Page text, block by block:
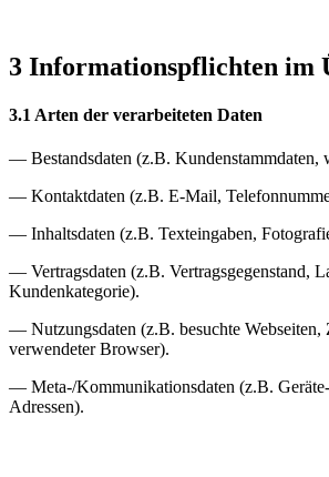
3 Informationspflichten im
3.1 Arten der verarbeiteten Daten
— Bestandsdaten (z.B. Kundenstammdaten,
— Kontaktdaten (z.B. E-Mail,
— Inhaltsdaten (z.B. Texteingaben,
— Vertragsdaten (z.B. Vertragsgegenstand,
Kundenkategorie).
— Nutzungsdaten (z.B. besuchte Webseiten,
verwendeter Browser).
— Meta-/Kommunikationsdaten (z.B.
Adressen).